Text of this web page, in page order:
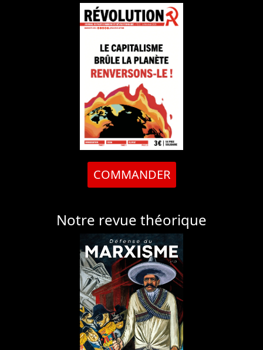
COMMANDER
Notre revue théorique